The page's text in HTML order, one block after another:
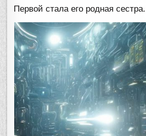
Первой стала его родная сестра.